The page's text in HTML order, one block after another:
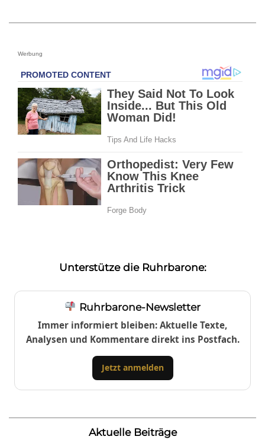
Werbung
Unterstütze die Ruhrbarone:
Ruhrbarone-Newsletter
Immer informiert bleiben: Aktuelle Texte,
Analysen und Kommentare direkt ins Postfach.
Jetzt anmelden
Aktuelle Beiträge